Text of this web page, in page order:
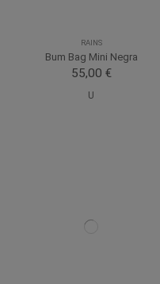
RAINS
Bum Bag Mini Negra
55,00 €
U